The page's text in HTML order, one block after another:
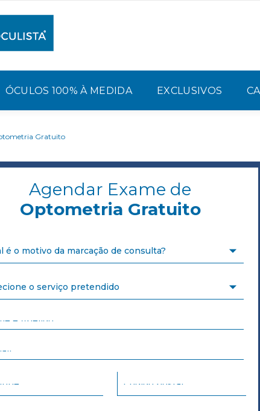
ÓCULOS 100% À MEDIDA EXCLUSIVOS
Gratuito
Agendar Exame de
Optometria Gratuito